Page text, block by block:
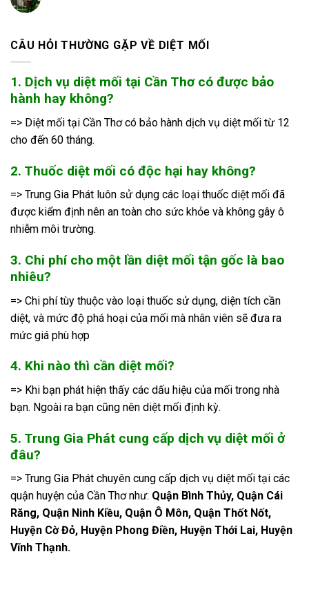
CÂU HỎI THƯỜNG GẶP VỀ DIỆT MỐI
1. Dịch vụ diệt mối tại Cần Thơ có được bảo
hành hay không?
=> Diệt mối tại Cần Thơ có bảo hành dịch vụ diệt mối từ 12
cho đến 60 tháng.
2. Thuốc diệt mối có độc hại hay không?
=> Trung Gia Phát luôn sử dụng các loại thuốc diệt mối đã
được kiểm định nên an toàn cho sức khỏe và không gây ô
nhiễm môi trường.
3. Chi phí cho một lần diệt mối tận gốc là bao
nhiêu?
=> Chi phí tùy thuộc vào loại thuốc sử dụng, diện tích cần
diệt, và mức độ phá hoại của mối mà nhân viên sẽ đưa ra
mức giá phù hợp
4. Khi nào thì cần diệt mối?
=> Khi bạn phát hiện thấy các dấu hiệu của mối trong nhà
bạn. Ngoài ra bạn cũng nên diệt mối định kỳ.
5. Trung Gia Phát cung cấp dịch vụ diệt mối ở
đâu?
=> Trung Gia Phát chuyên cung cấp dịch vụ diệt mối tại các
quận huyện của Cần Thơ như: Quận Bình Thủy, Quận Cái
Răng, Quận Ninh Kiều, Quận Ô Môn, Quận Thốt Nốt,
Huyện Cờ Đỏ, Huyện Phong Điền, Huyện Thới Lai, Huyện
Vĩnh Thạnh.